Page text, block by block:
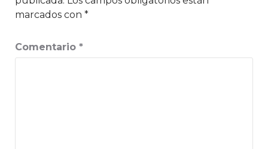
marcados con *
Comentario *